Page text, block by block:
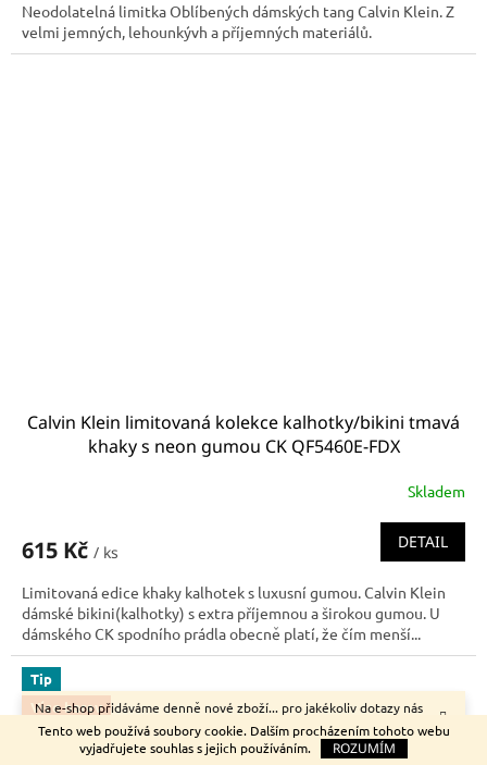
Tento web používá soubory cookie. Dalším procházením tohoto webu
vyjadřujete souhlas s jejich používáním.
ROZUMÍM
Na e-shop přidáváme denně nové zboží... pro jakékoliv dotazy nás
neváhejte kontaktovat.
Neodolatelná limitka Oblíbených dámských tang Calvin Klein. Z
velmi jemných, lehounkývh a příjemných materiálů.
Calvin Klein limitovaná kolekce kalhotky/bikini tmavá
khaky s neon gumou CK QF5460E-FDX
Skladem
615 Kč / ks
DETAIL
Limitovaná edice khaky kalhotek s luxusní gumou. Calvin Klein
dámské bikini(kalhotky) s extra příjemnou a širokou gumou. U
dámského CK spodního prádla obecně platí, že čím menší...
Tip
Více barev
Do soupravy